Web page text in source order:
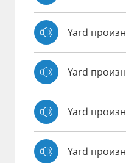
Yard
Yard
Yard
Yard